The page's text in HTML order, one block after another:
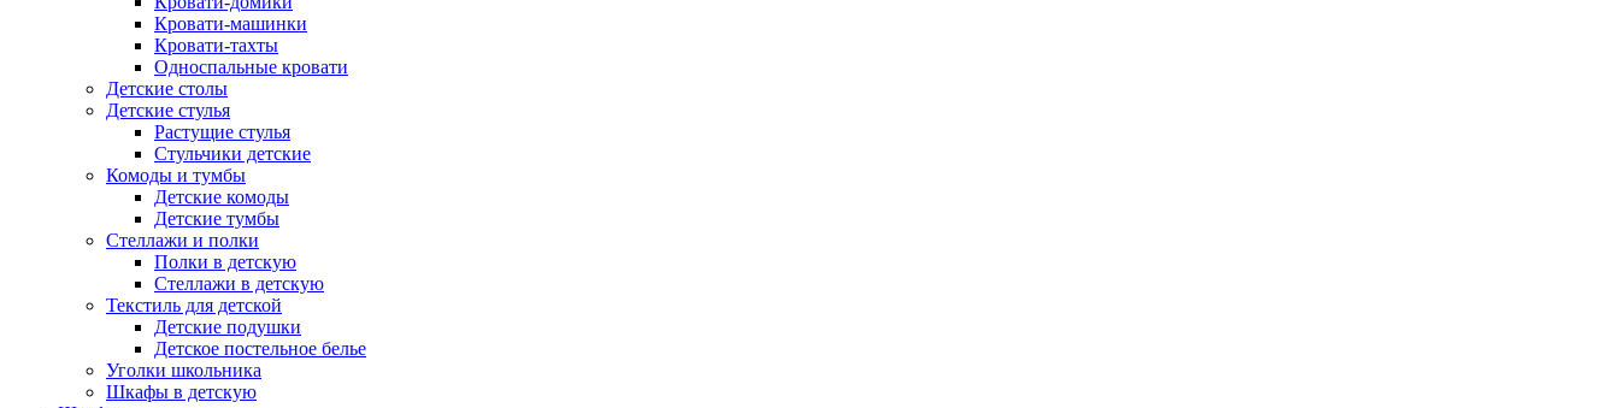
Кровати-машинки
Кровати-тахты
Односпальные кровати
Детские столы
Детские стулья
Растущие стулья
Стульчики детские
Комоды и тумбы
Детские комоды
Детские тумбы
Стеллажи и полки
Полки в детскую
Стеллажи в детскую
Текстиль для детской
Детские подушки
Детское постельное белье
Уголки школьника
Шкафы в детскую